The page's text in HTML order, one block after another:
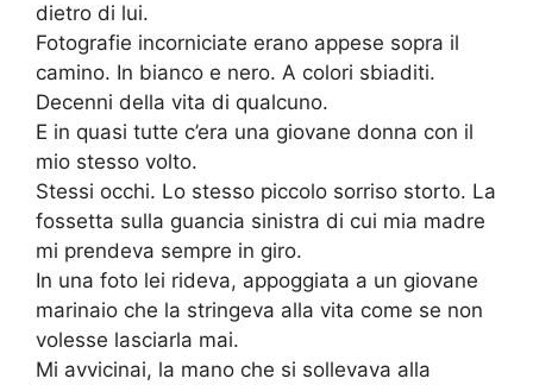
dietro di lui.
Fotografie incorniciate erano appese sopra il
camino. In bianco e nero. A colori sbiaditi.
Decenni della vita di qualcuno.
E in quasi tutte c’era una giovane donna con il
mio stesso volto.
Stessi occhi. Lo stesso piccolo sorriso storto. La
fossetta sulla guancia sinistra di cui mia madre
mi prendeva sempre in giro.
In una foto lei rideva, appoggiata a un giovane
marinaio che la stringeva alla vita come se non
volesse lasciarla mai.
Mi avvicinai, la mano che si sollevava alla